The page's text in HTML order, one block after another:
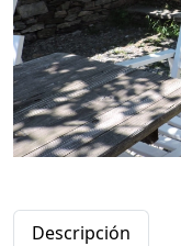
Descripción